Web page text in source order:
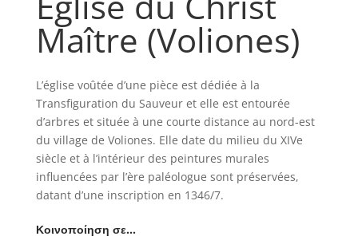
Maître (Voliones)
L’église voûtée d’une pièce est dédiée à la
Transfiguration du Sauveur et elle est entourée
d’arbres et située à une courte distance au nord-est
du village de Voliones. Elle date du milieu du XIVe
siècle et à l’intérieur des peintures murales
influencées par l’ère paléologue sont préservées,
datant d’une inscription en 1346/7.
Κοινοποίηση σε…